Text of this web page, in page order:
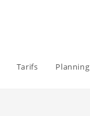
Tarifs Planning